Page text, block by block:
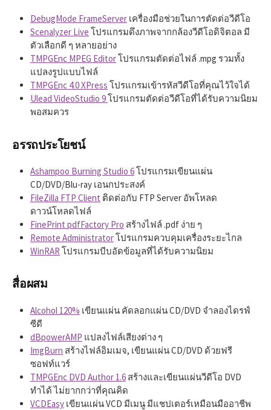
o
r
DebugMode FrameServer เครื่องมือช่วยในการตัดต่อวีดีโอ
Scenalyzer Live โปรแกรมดึงภาพจากกล้องวีดีโอดิจิตอล มี
ตัวเลือกดี ๆ หลายอย่าง
TMPGEnc MPEG Editorโปรแกรมตัดต่อไฟล์ .mpg รวมทั้ง
แปลงรูปแบบไฟล์
TMPGEnc 4.0 XPress โปรแกรมเข้ารหัสวีดีโอที่คุณไว้ใจได้
Ulead VideoStudio 9โปรแกรมตัดต่อวีดีโอที่ได้รับความนิยม
พอสมควร
อรรถประโยชน์
Ashampoo Burning Studio 6โปรแกรมเขียนแผ่น
CD/DVD/Blu-ray เอนกประสงค์
FileZilla FTP Client ติดต่อกับ FTP Server อัพโหลด
ดาวน์โหลดไฟล์
FinePrint pdfFactory Pro สร้างไฟล์ .pdf ง่าย ๆ
Remote Administratorโปรแกรมควบคุมเครื่องระยะไกล
WinRAR โปรแกรมบีบอัดข้อมูลที่ได้รับความนิยม
สื่อผสม
Alcohol 120% เขียนแผ่น คัดลอกแผ่น CD/DVD จำลองไดรฟ์
ซีดี
dBpowerAMP แปลงไฟล์เสียงต่าง ๆ
ImgBurn สร้างไฟล์อิมเมจ, เขียนแผ่น CD/DVD ด้วยฟรี
ซอฟท์แวร์
TMPGEnc DVD Author 1.6 สร้างและเขียนแผ่นวีดีโอ DVD
ทำได้ ไม่ยากกว่าที่คุณคิด
VCDEasy เขียนแผ่น VCD มีเมนู มีแชปเตอร์เหมือนมืออาชีพ